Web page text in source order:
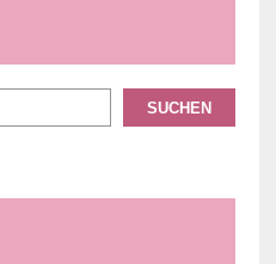
SUCHEN